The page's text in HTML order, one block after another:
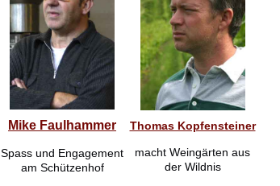
Mike Faulhammer
Spass und Engagement
am Schützenhof
Thomas Kopfensteiner
macht Weingärten aus
der Wildnis